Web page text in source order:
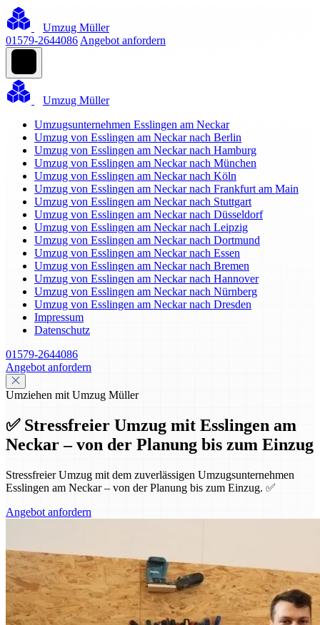
Umzug Müller
01579-2644086 Angebot anfordern
Umzug Müller
Umzugsunternehmen Esslingen am Neckar
Umzug von Esslingen am Neckar nach Berlin
Umzug von Esslingen am Neckar nach Hamburg
Umzug von Esslingen am Neckar nach München
Umzug von Esslingen am Neckar nach Köln
Umzug von Esslingen am Neckar nach Frankfurt am Main
Umzug von Esslingen am Neckar nach Stuttgart
Umzug von Esslingen am Neckar nach Düsseldorf
Umzug von Esslingen am Neckar nach Leipzig
Umzug von Esslingen am Neckar nach Dortmund
Umzug von Esslingen am Neckar nach Essen
Umzug von Esslingen am Neckar nach Bremen
Umzug von Esslingen am Neckar nach Hannover
Umzug von Esslingen am Neckar nach Nürnberg
Umzug von Esslingen am Neckar nach Dresden
Impressum
Datenschutz
01579-2644086
Angebot anfordern
Umziehen mit Umzug Müller
✅ Stressfreier Umzug mit Esslingen am
Neckar – von der Planung bis zum Einzug
Stressfreier Umzug mit dem zuverlässigen Umzugsunternehmen
Esslingen am Neckar – von der Planung bis zum Einzug. ✅
Angebot anfordern